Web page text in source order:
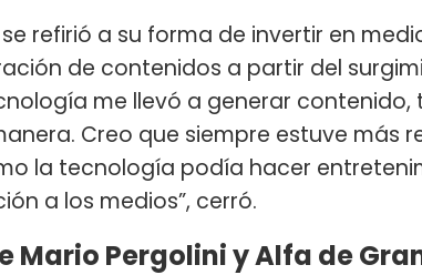
se refirió a su forma de invertir en
de contenidos a partir del
me llevó a generar
Creo que siempre estuve más
la tecnología podía hacer
a los medios”, cerró.
Mario Pergolini y Alfa de